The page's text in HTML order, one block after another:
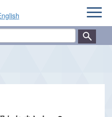
品
ナ
ゲ